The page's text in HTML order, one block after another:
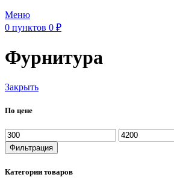
Меню
0 пунктов 0 ₽
Фурнитура
Закрыть
По цене
Минимальная
цена
Максимальная
цена
Фильтрация
Категории товаров